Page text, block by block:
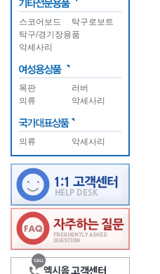
스코어보드
탁구로보트
탁구/경기장용품
악세사리
목판
러버
의류
악세사리
의류 악세사리